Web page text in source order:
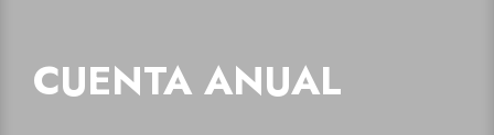
CUENTA ANUAL